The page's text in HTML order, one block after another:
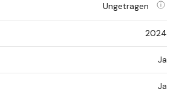
Ungetragen
2024
Ja
Ja